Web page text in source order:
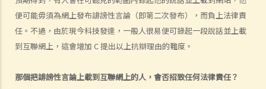
便可能毋須為網上發布誹謗性言論（即第二次發布），而負上法律責
任。不過，由於現今科技發達，一般人很易便可錄起一段說話並上載
到互聯網上，這會增加 C 提出以上抗辯理由的難度。
那個把誹謗性言論上載到互聯網上的人，會否招致任何法律責任？
的法律責任？
6. C在公眾地方大聲地向B講述第三者（A）的不是，有關說話對A構成
情況下，當C在公眾地方發布誹謗性言論而被其他人聽到後，他便要為